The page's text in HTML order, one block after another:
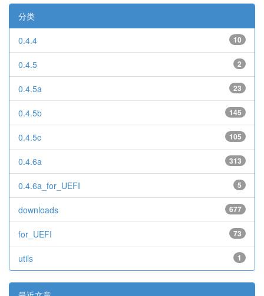
分类
10
0.4.4
2
0.4.5
23
0.4.5a
145
0.4.5b
105
0.4.5c
313
0.4.6a
5
0.4.6a_for_UEFI
677
downloads
73
for_UEFI
1
utils